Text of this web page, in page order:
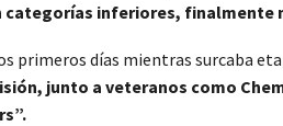
inferiores, finalmente
primeros días mientras surcaba
junto a veteranos como